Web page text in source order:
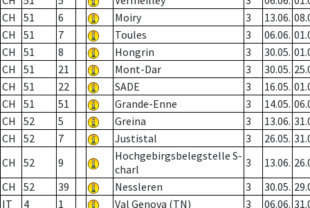
CH
51 6 Moiry 3 13.06.
CH
51 7 Toules 3 06.06.
CH
51 8 Hongrin 3 30.05.
CH
51 21 Mont-Dar 3 30.05.
CH
51 22 SADE 3 16.05.
CH
51 51 Grande-Enne 3 14.05.
CH
52 5 Greina 3 13.06.
CH
52 7 Justistal 3 26.05.
CH
52 9
Hochgebirgsbelegstelle S-
charl
3 13.06.
CH
52 39 Nessleren 3 30.05.
IT
4 1 Val Genova (TN) 3 06.06.